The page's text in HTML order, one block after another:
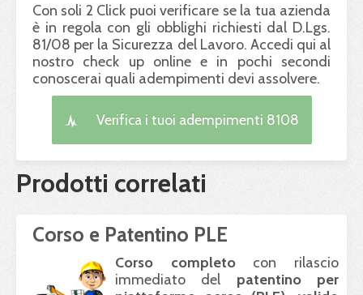
Con soli 2 Click puoi verificare se la tua azienda
è in regola con gli obblighi richiesti dal D.Lgs.
81/08 per la Sicurezza del Lavoro. Accedi qui al
nostro check up online e in pochi secondi
conoscerai quali adempimenti devi assolvere.
Verifica i tuoi adempimenti 8108
Prodotti correlati
Corso e Patentino PLE
Corso completocon rilascio
immediato del patentino per